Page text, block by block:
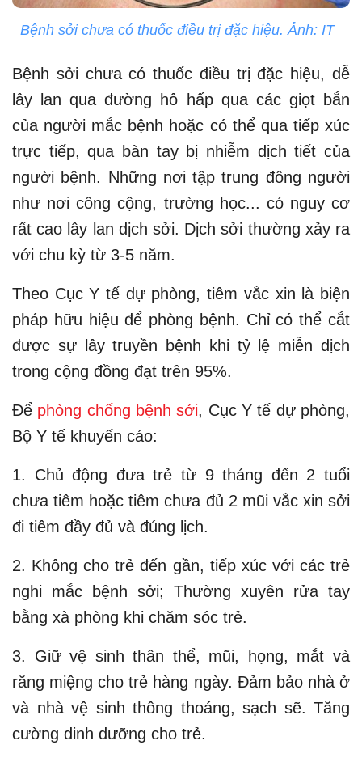
Bệnh sởi chưa có thuốc điều trị đặc hiệu. Ảnh: IT
Bệnh sởi chưa có thuốc điều trị đặc hiệu, dễ
lây lan qua đường hô hấp qua các giọt bắn
của người mắc bệnh hoặc có thể qua tiếp xúc
trực tiếp, qua bàn tay bị nhiễm dịch tiết của
người bệnh. Những nơi tập trung đông người
như nơi công cộng, trường học... có nguy cơ
rất cao lây lan dịch sởi. Dịch sởi thường xảy ra
với chu kỳ từ 3-5 năm.
Theo Cục Y tế dự phòng, tiêm vắc xin là biện
pháp hữu hiệu để phòng bệnh. Chỉ có thể cắt
được sự lây truyền bệnh khi tỷ lệ miễn dịch
trong cộng đồng đạt trên 95%.
Để phòng chống bệnh sởi, Cục Y tế dự phòng,
Bộ Y tế khuyến cáo:
1. Chủ động đưa trẻ từ 9 tháng đến 2 tuổi
chưa tiêm hoặc tiêm chưa đủ 2 mũi vắc xin sởi
đi tiêm đầy đủ và đúng lịch.
2. Không cho trẻ đến gần, tiếp xúc với các trẻ
nghi mắc bệnh sởi; Thường xuyên rửa tay
bằng xà phòng khi chăm sóc trẻ.
3. Giữ vệ sinh thân thể, mũi, họng, mắt và
răng miệng cho trẻ hàng ngày. Đảm bảo nhà ở
và nhà vệ sinh thông thoáng, sạch sẽ. Tăng
cường dinh dưỡng cho trẻ.